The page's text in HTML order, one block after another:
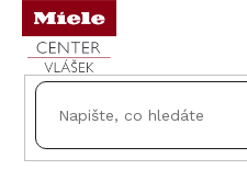
Přejít
obsah